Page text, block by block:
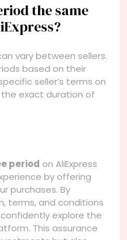
the same
vary between sellers.
based on their
seller’s terms on
exact duration of
period on AliExpress
by offering
purchases. By
terms, and conditions
explore the
This assurance